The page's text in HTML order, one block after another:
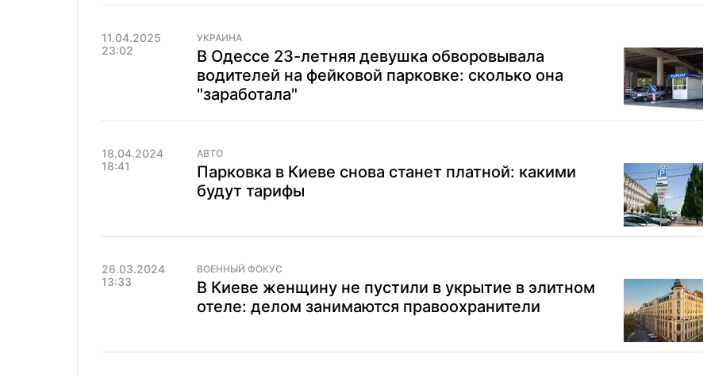
11.04.2025
23:02
УКРАИНА
В Одессе 23-летняя девушка обворовывала
водителей на фейковой парковке: сколько она
"заработала"
18.04.2024
18:41
АВТО
Парковка в Киеве снова станет платной: какими
будут тарифы
26.03.2024
13:33
ВОЕННЫЙ ФОКУС
В Киеве женщину не пустили в укрытие в элитном
отеле: делом занимаются правоохранители